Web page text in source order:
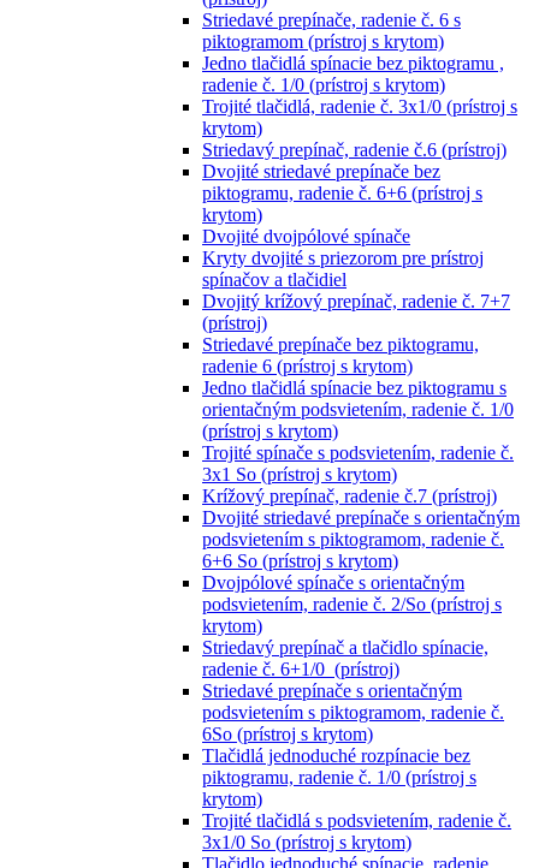
Striedavé prepínače, radenie č. 6 s
piktogramom (prístroj s krytom)
Jedno tlačidlá spínacie bez piktogramu ,
radenie č. 1/0 (prístroj s krytom)
Trojité tlačidlá, radenie č. 3x1/0 (prístroj s
krytom)
Striedavý prepínač, radenie č.6 (prístroj)
Dvojité striedavé prepínače bez
piktogramu, radenie č. 6+6 (prístroj s
krytom)
Dvojité dvojpólové spínače
Kryty dvojité s priezorom pre prístroj
spínačov a tlačidiel
Dvojitý krížový prepínač, radenie č. 7+7
(prístroj)
Striedavé prepínače bez piktogramu,
radenie 6 (prístroj s krytom)
Jedno tlačidlá spínacie bez piktogramu s
orientačným podsvietením, radenie č. 1/0
(prístroj s krytom)
Trojité spínače s podsvietením, radenie č.
3x1 So (prístroj s krytom)
Krížový prepínač, radenie č.7 (prístroj)
Dvojité striedavé prepínače s orientačným
podsvietením s piktogramom, radenie č.
6+6 So (prístroj s krytom)
Dvojpólové spínače s orientačným
podsvietením, radenie č. 2/So (prístroj s
krytom)
Striedavý prepínač a tlačidlo spínacie,
radenie č. 6+1/0 (prístroj)
Striedavé prepínače s orientačným
podsvietením s piktogramom, radenie č.
6So (prístroj s krytom)
Tlačidlá jednoduché rozpínacie bez
piktogramu, radenie č. 1/0 (prístroj s
krytom)
Trojité tlačidlá s podsvietením, radenie č.
3x1/0 So (prístroj s krytom)
Tlačidlo jednoduché spínacie, radenie